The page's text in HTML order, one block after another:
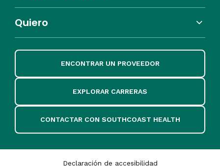
Quiero
ENCONTRAR UN PROVEEDOR
EXPLORAR CARRERAS
CONTACTAR CON SOUTHCOAST HEALTH
Declaración de accesibilidad